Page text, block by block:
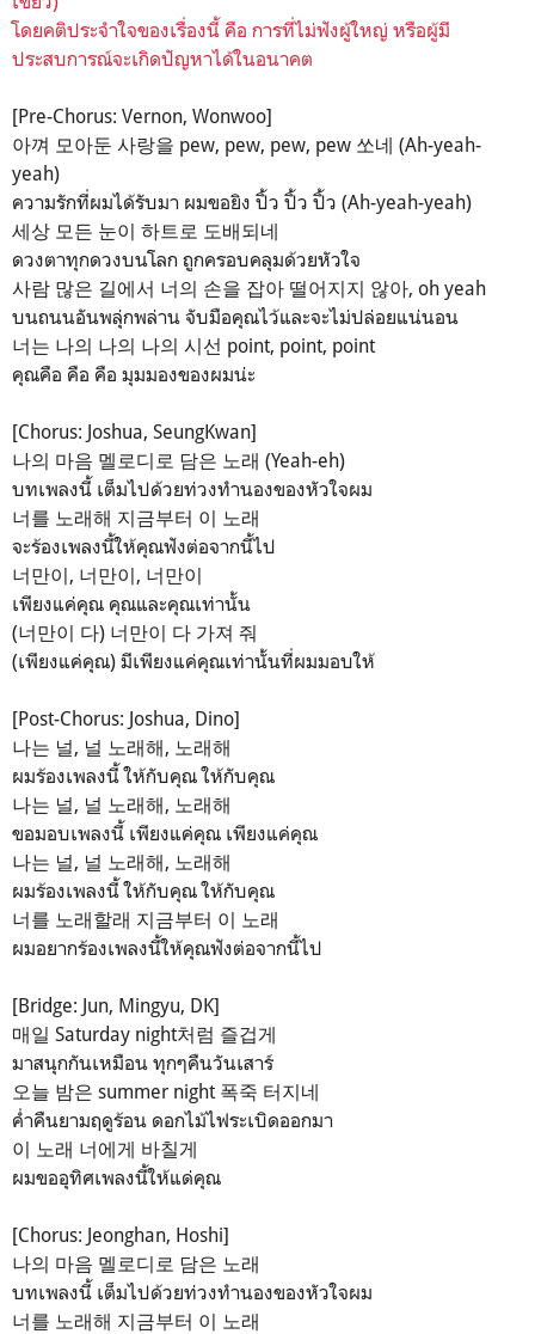
โดยคติประจำใจของเรื่องนี้ คือ การที่ไม่ฟังผู้ใหญ่ หรือผู้มี
ประสบการณ์จะเกิดปัญหาได้ในอนาคต
[Pre-Chorus: Vernon, Wonwoo]
아껴 모아둔 사랑을 pew, pew, pew, pew 쏘네 (Ah-yeah-
yeah)
ความรักที่ผมได้รับมา ผมขอยิง ปิ้ว ปิ้ว ปิ้ว (Ah-yeah-yeah)
세상 모든 눈이 하트로 도배되네
ดวงตาทุกดวงบนโลก ถูกครอบคลุมด้วยหัวใจ
사람 많은 길에서 너의 손을 잡아 떨어지지 않아, oh yeah
บนถนนอันพลุ่กพล่าน จับมือคุณไว้และจะไม่ปล่อยแน่นอน
너는 나의 나의 나의 시선 point, point, point
คุณคือ คือ คือ มุมมองของผมน่ะ
[Chorus: Joshua, SeungKwan]
나의 마음 멜로디로 담은 노래 (Yeah-eh)
บทเพลงนี้ เต็มไปด้วยท่วงทำนองของหัวใจผม
너를 노래해 지금부터 이 노래
จะร้องเพลงนี้ให้คุณฟังต่อจากนี้ไป
너만이, 너만이, 너만이
เพียงแค่คุณ คุณและคุณเท่านั้น
(너만이 다) 너만이 다 가져 줘
(เพียงแค่คุณ) มีเพียงแค่คุณเท่านั้นที่ผมมอบให้
[Post-Chorus: Joshua, Dino]
나는 널, 널 노래해, 노래해
ผมร้องเพลงนี้ ให้กับคุณ ให้กับคุณ
나는 널, 널 노래해, 노래해
ขอมอบเพลงนี้ เพียงแค่คุณ เพียงแค่คุณ
나는 널, 널 노래해, 노래해
ผมร้องเพลงนี้ ให้กับคุณ ให้กับคุณ
너를 노래할래 지금부터 이 노래
ผมอยากร้องเพลงนี้ให้คุณฟังต่อจากนี้ไป
[Bridge: Jun, Mingyu, DK]
매일 Saturday night처럼 즐겁게
มาสนุกกันเหมือน ทุกๆคืนวันเสาร์
오늘 밤은 summer night 폭죽 터지네
ค่ำคืนยามฤดูร้อน ดอกไม้ไฟระเบิดออกมา
이 노래 너에게 바칠게
ผมขออุทิศเพลงนี้ให้แด่คุณ
[Chorus: Jeonghan, Hoshi]
나의 마음 멜로디로 담은 노래
บทเพลงนี้ เต็มไปด้วยท่วงทำนองของหัวใจผม
너를 노래해 지금부터 이 노래